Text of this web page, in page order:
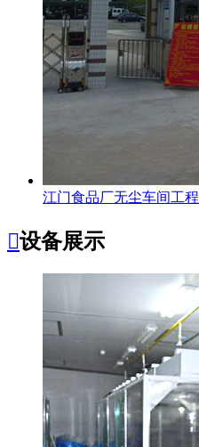
江门食品厂无尘车间工程
设备展示